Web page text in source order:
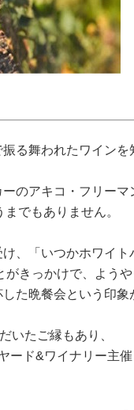
る舞われたワインを
のアキコ・フリーマ
でもありません。
、「いつかホワイト
きっかけで、よう
た晩餐会という印象
いたご縁もあり、
ード&ワイナリー主